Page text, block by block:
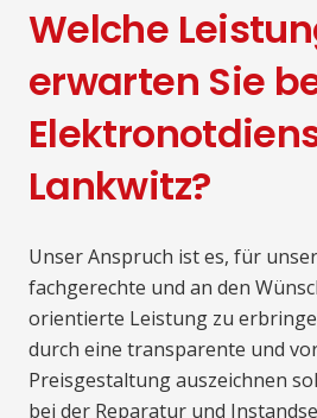
Welche
erwarten Sie
Lankwitz?
Unser Anspruch ist es, für
fachgerechte und an den
orientierte Leistung zu
durch eine transparente und
Preisgestaltung auszeichnen
bei der Reparatur und